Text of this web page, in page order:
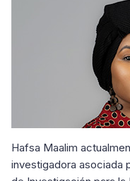
Hafsa Maalim
investigadora asociada